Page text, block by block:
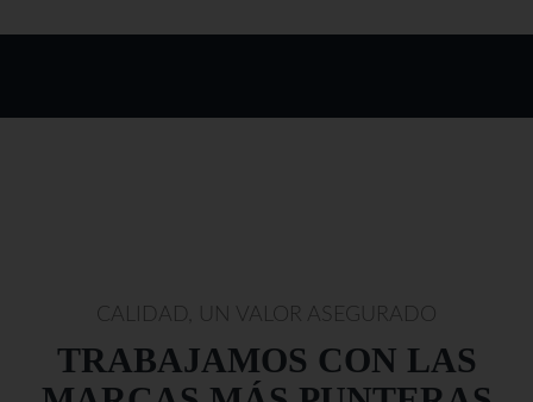
CALIDAD, UN VALOR ASEGURADO
TRABAJAMOS CON LAS